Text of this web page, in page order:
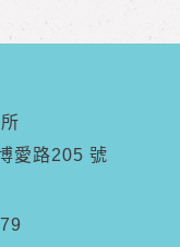
愛路205 號